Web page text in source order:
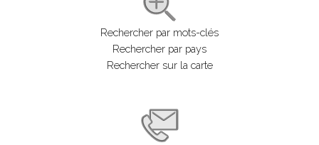
Rechercher par mots-clés
Rechercher par pays
Rechercher sur la carte